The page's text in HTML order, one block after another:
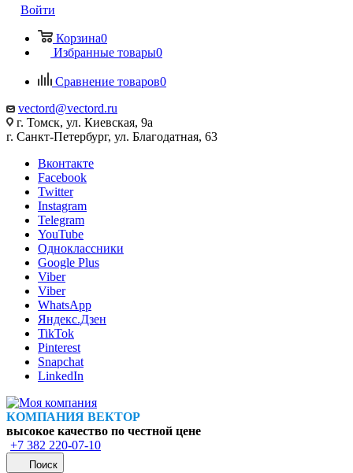
Войти
Корзина0
Избранные товары0
Сравнение товаров0
vectord@vectord.ru
г. Томск, ул. Киевская, 9а
г. Санкт-Петербург, ул. Благодатная, 63
Вконтакте
Facebook
Twitter
Instagram
Telegram
YouTube
Одноклассники
Google Plus
Viber
Viber
WhatsApp
Яндекс.Дзен
TikTok
Pinterest
Snapchat
LinkedIn
КОМПАНИЯ ВЕКТОР
высокое качество по честной цене
+7 382 220-07-10
Поиск